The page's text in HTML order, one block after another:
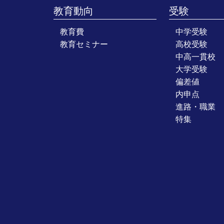
教育動向
教育費
教育セミナー
受験
中学受験
高校受験
中高一貫校
大学受験
偏差値
内申点
進路・職業
特集